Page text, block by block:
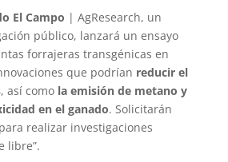
El Campo | AgResearch, un
público, lanzará un ensayo
forrajeras transgénicas en
que podrían reducir el
, así como la emisión de metano y
en el ganado. Solicitarán
realizar investigaciones
libre”.